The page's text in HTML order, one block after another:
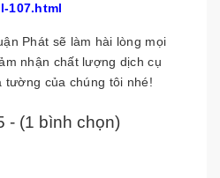
107.html
Phát sẽ làm hài lòng mọi
nhận chất lượng dịch cụ
tường của chúng tôi nhé!
- (1 bình chọn)